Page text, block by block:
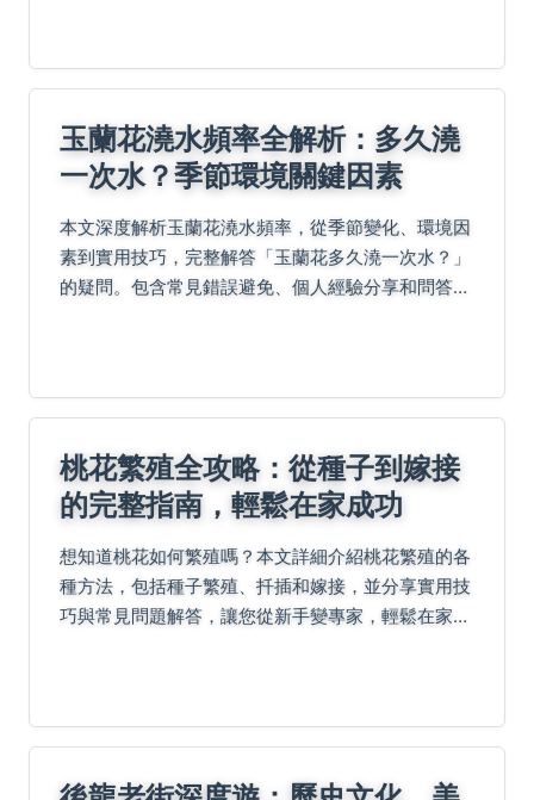
玉蘭花澆水頻率全解析：多久澆
一次水？季節環境關鍵因素
本文深度解析玉蘭花澆水頻率，從季節變化、環境因
素到實用技巧，完整解答「玉蘭花多久澆一次水？」
的疑問。包含常見錯誤避免、個人經驗分享和問答，
桃花繁殖全攻略：從種子到嫁接
的完整指南，輕鬆在家成功
想知道桃花如何繁殖嗎？本文詳細介紹桃花繁殖的各
種方法，包括種子繁殖、扦插和嫁接，並分享實用技
巧與常見問題解答，讓您從新手變專家，輕鬆在家培